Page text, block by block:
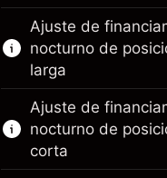
Este mercado
hacer trading con
Obtén más
CFD
Ajuste de
nocturno de
larga
Ajuste de
nocturno de
corta